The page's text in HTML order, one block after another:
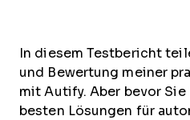
In diesem Testbericht
und Bewertung meiner
mit Autify. Aber bevor Sie
besten Lösungen für